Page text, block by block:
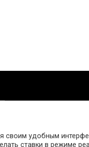
своим удобным
ставки в режиме